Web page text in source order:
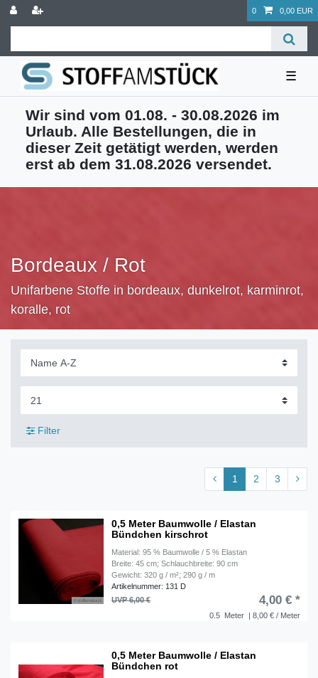
0 0,00 EUR
☰
Wir sind vom 01.08. - 30.08.2026 im
Urlaub. Alle Bestellungen, die in
dieser Zeit getätigt werden, werden
erst ab dem 31.08.2026 versendet.
Bordeaux / Rot
Unifarbene Stoffe in bordeaux, dunkelrot, karminrot,
koralle, rot
Filter
1 2 3
0,5 Meter Baumwolle / Elastan
Bündchen kirschrot
Material: 95 % Baumwolle / 5 % Elastan
Breite: 45 cm; Schlauchbreite: 90 cm
Gewicht: 320 g / m²; 290 g / m
Artikelnummer: 131 D
0.5 Meter | 8,00 € / Meter
UVP 6,00 € 4,00 € *
0,5 Meter Baumwolle / Elastan
Bündchen rot